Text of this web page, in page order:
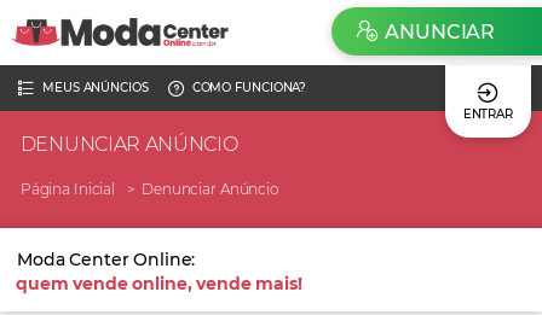
MEUS ANÚNCIOS
COMO FUNCIONA?
ENTRAR
ANUNCIAR
DENUNCIAR ANÚNCIO
Página Inicial Denunciar Anúncio
Moda Center Online:
quem vende online, vende mais!